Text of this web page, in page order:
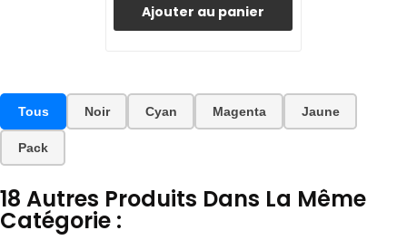
Ajouter au panier
Tous Noir Cyan Magenta Jaune
Pack
18 Autres Produits Dans La Même
Catégorie :